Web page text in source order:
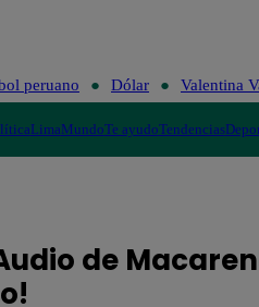
peruano Dólar Valentina
LimaMundoTe ayudoTendencias
de